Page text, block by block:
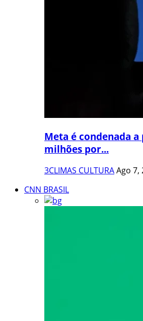
Meta é condenada a
milhões por...
3CLIMAS CULTURAAgo 7,
CNN BRASIL